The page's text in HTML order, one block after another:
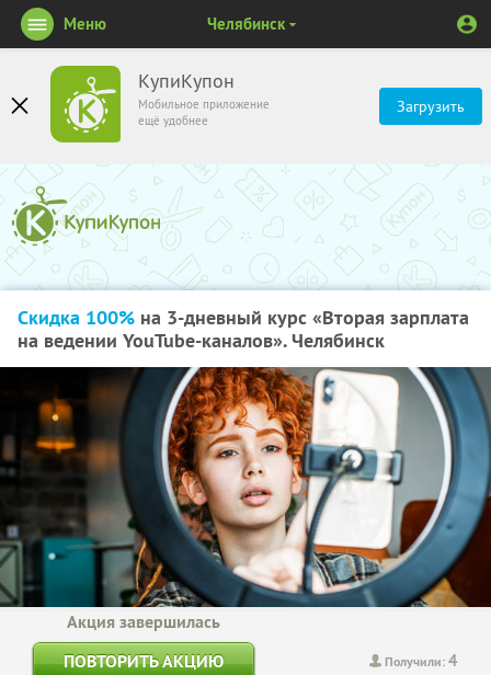
КупиКупон
Мобильное приложение
ещё удобнее
Загрузить
Меню Челябинск
Скидка 100% на 3-дневный курс «Вторая зарплата
на ведении YouTube-каналов». Челябинск
Получили:4
Акция завершилась
ПОВТОРИТЬ АКЦИЮ